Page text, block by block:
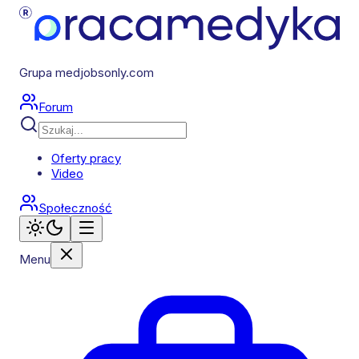
Grupa medjobsonly.com
Forum
Oferty pracy
Video
Społeczność
Menu